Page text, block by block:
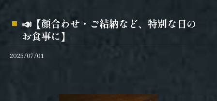
📣【顔合わせ・ご結納など、特別な日の
お食事に】
2025/07/01